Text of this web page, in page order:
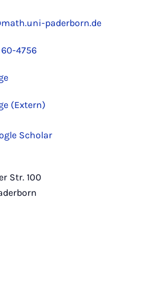
paderborn.de
60-4756
(Extern)
Scholar
Str. 100